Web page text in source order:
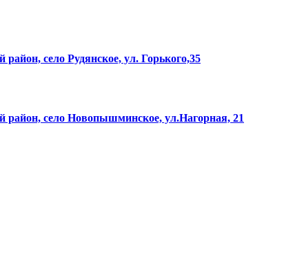
село Рудянское, ул. Горького,35
район, село Новопышминское, ул.Нагорная, 21